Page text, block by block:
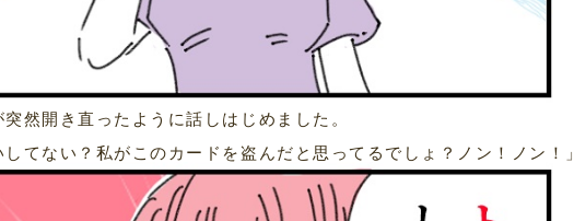
然開き直ったように話しはじめました。
してない？私がこのカードを盗んだと思ってるでしょ？ノン！ノン！」